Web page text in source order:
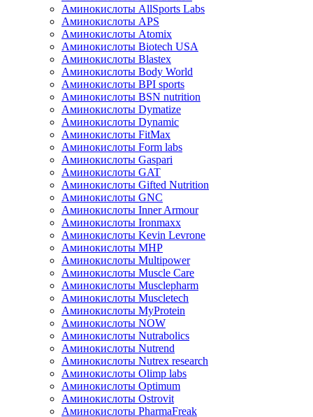
Аминокислоты AllSports Labs
Аминокислоты APS
Аминокислоты Atomix
Аминокислоты Biotech USA
Аминокислоты Blastex
Аминокислоты Body World
Аминокислоты BPI sports
Аминокислоты BSN nutrition
Аминокислоты Dymatize
Аминокислоты Dynamic
Аминокислоты FitMax
Аминокислоты Form labs
Аминокислоты Gaspari
Аминокислоты GAT
Аминокислоты Gifted Nutrition
Аминокислоты GNC
Аминокислоты Inner Armour
Аминокислоты Ironmaxx
Аминокислоты Kevin Levrone
Аминокислоты MHP
Аминокислоты Multipower
Аминокислоты Muscle Care
Аминокислоты Musclepharm
Аминокислоты Muscletech
Аминокислоты MyProtein
Аминокислоты NOW
Аминокислоты Nutrabolics
Аминокислоты Nutrend
Аминокислоты Nutrex research
Аминокислоты Olimp labs
Аминокислоты Optimum
Аминокислоты Ostrovit
Аминокислоты PharmaFreak